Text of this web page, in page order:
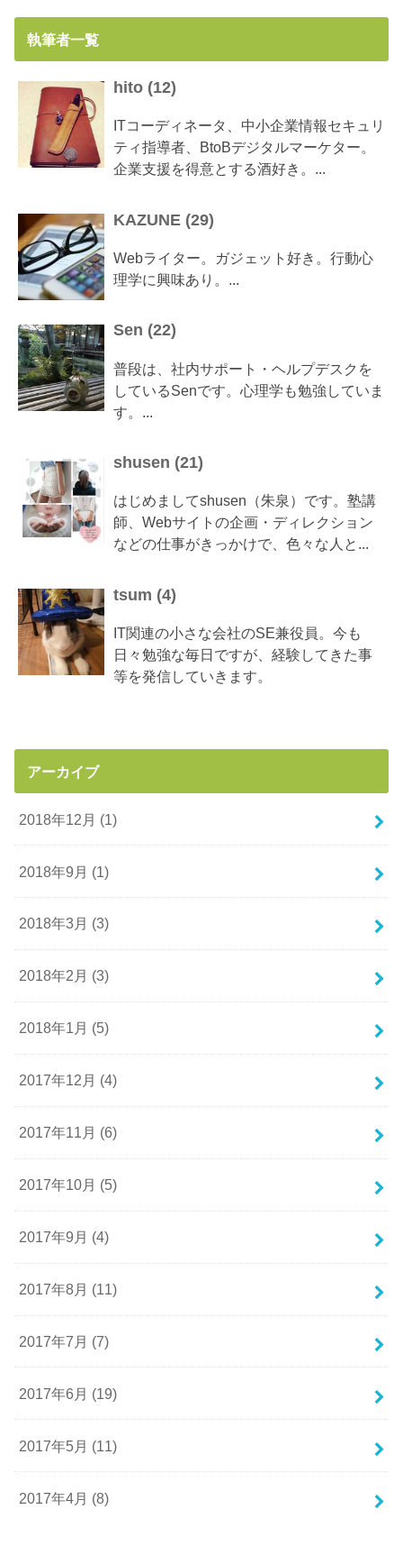
執筆者一覧
hito (12)
ITコーディネータ、中小企業情報セキュリ
ティ指導者、BtoBデジタルマーケター。
企業支援を得意とする酒好き。...
KAZUNE (29)
Webライター。ガジェット好き。行動心
理学に興味あり。...
Sen (22)
普段は、社内サポート・ヘルプデスクを
しているSenです。心理学も勉強していま
す。...
shusen (21)
はじめましてshusen（朱泉）です。塾講
師、Webサイトの企画・ディレクション
などの仕事がきっかけで、色々な人と...
tsum (4)
IT関連の小さな会社のSE兼役員。今も
日々勉強な毎日ですが、経験してきた事
等を発信していきます。
アーカイブ
2018年12月 (1)
2018年9月 (1)
2018年3月 (3)
2018年2月 (3)
2018年1月 (5)
2017年12月 (4)
2017年11月 (6)
2017年10月 (5)
2017年9月 (4)
2017年8月 (11)
2017年7月 (7)
2017年6月 (19)
2017年5月 (11)
2017年4月 (8)